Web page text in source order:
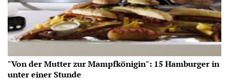
"Von der Mutter zur Mampfkönigin": 15 Hamburger in
unter einer Stunde